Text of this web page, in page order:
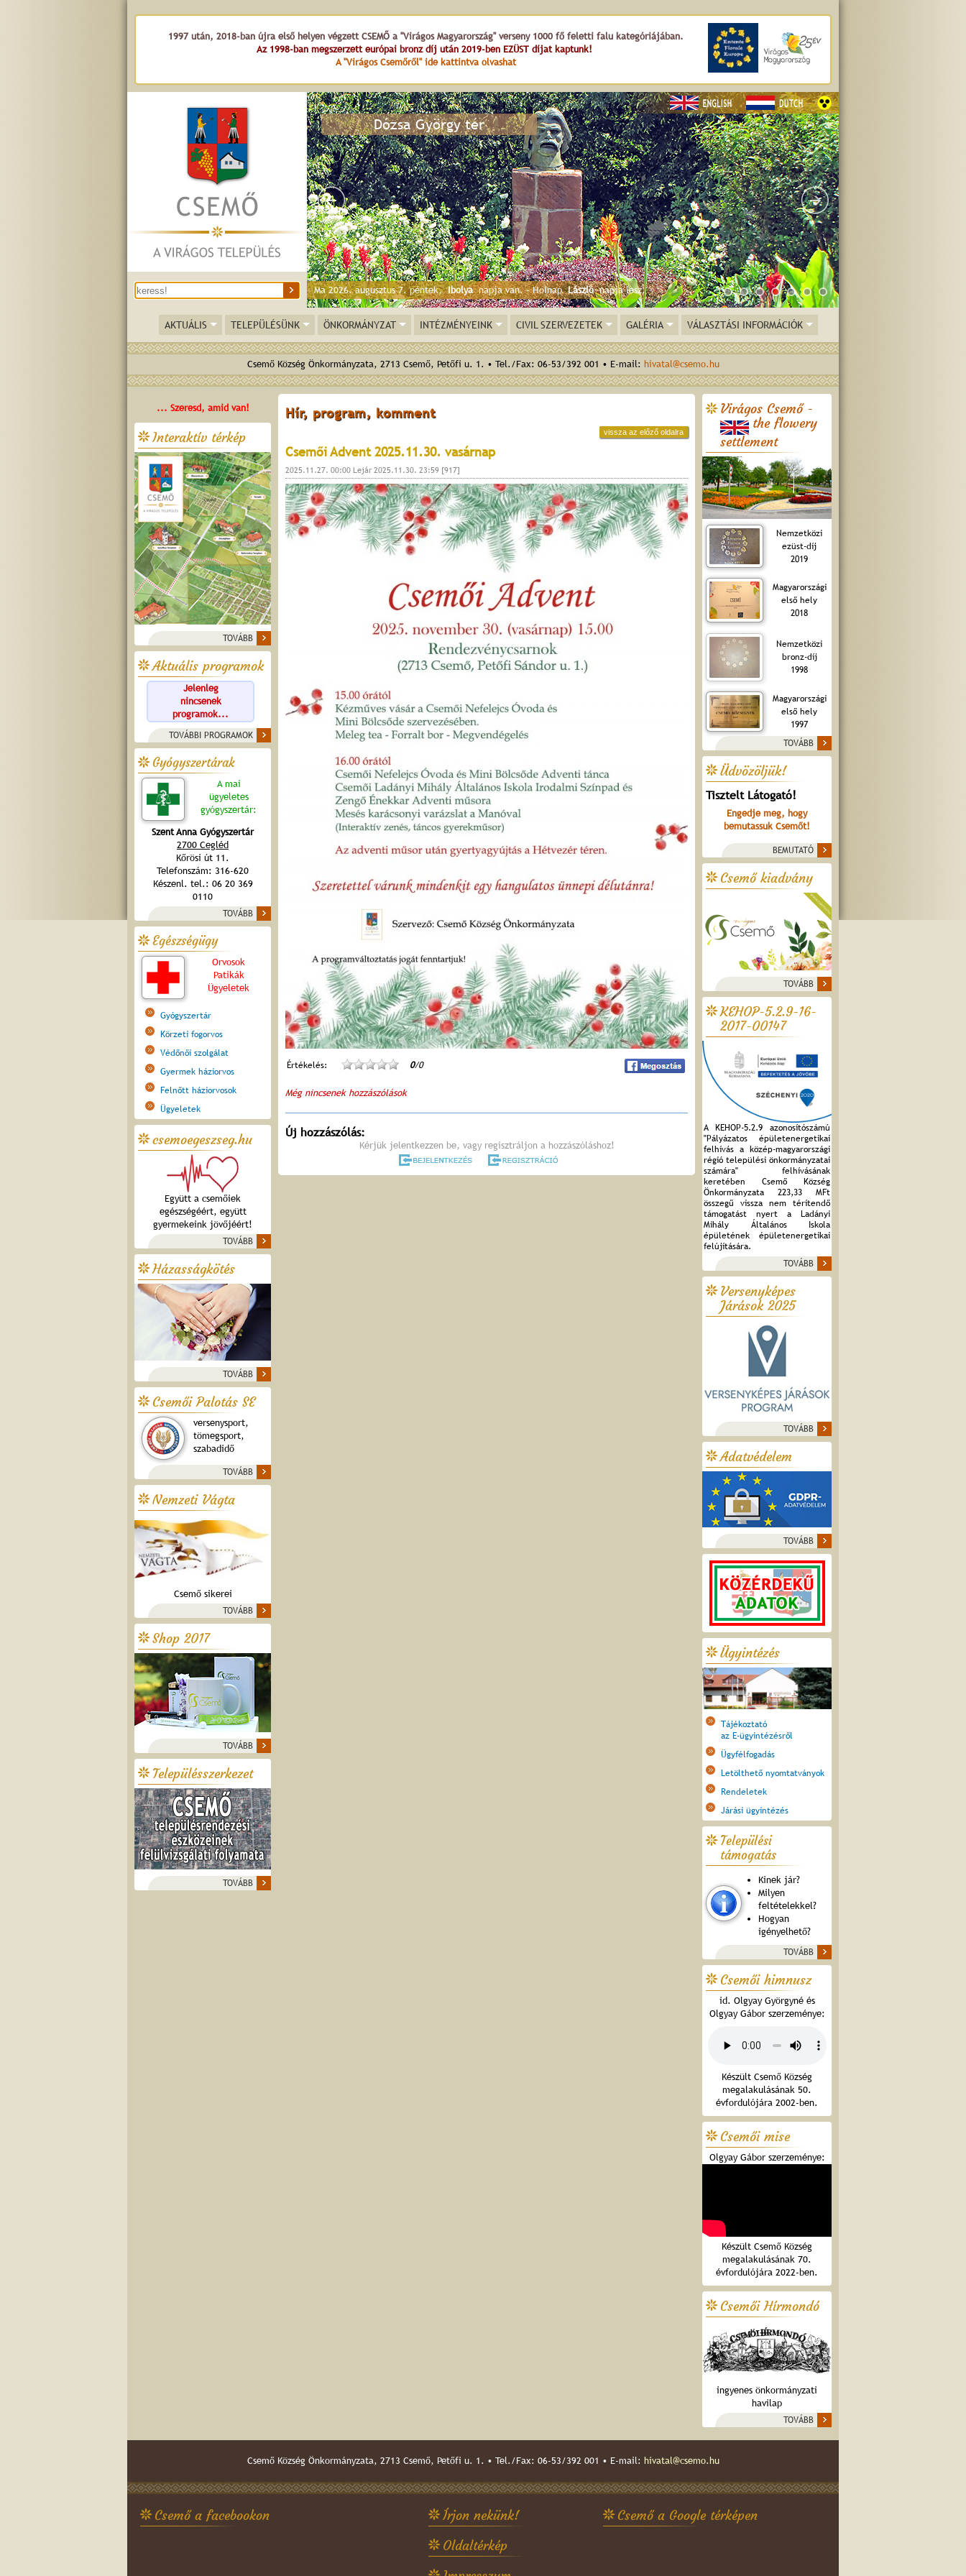
1997 után, 2018-ban újra első helyen végzett CSEMŐ a "Virágos Magyarország" verseny 1000 fő feletti falu kategóriájában.
Az 1998-ban megszerzett európai bronz díj után 2019-ben EZÜST díjat kaptunk!
A "Virágos Csemőről" ide kattintva olvashat
Ma 2026. augusztus 7. péntek, Ibolya napja van. - Holnap László napja lesz.
Dózsa György tér
AKTUÁLIS TELEPÜLÉSÜNK ÖNKORMÁNYZAT INTÉZMÉNYEINK CIVIL SZERVEZETEK GALÉRIA VÁLASZTÁSI INFORMÁCIÓK
Csemő Község Önkormányzata, 2713 Csemő, Petőfi u. 1. • Tel./Fax: 06-53/392 001 • E-mail: hivatal@csemo.hu
... Szeresd, amid van!
Interaktív térkép
TOVÁBB
Aktuális programok
Jelenleg
nincsenek
programok...
TOVÁBBI PROGRAMOK
Gyógyszertárak
A mai
ügyeletes
gyógyszertár:
Szent Anna Gyógyszertár
2700 Cegléd
Kőrösi út 11.
Telefonszám: 316-620
Készenl. tel.: 06 20 369
0110
TOVÁBB
Egészségügy
Orvosok
Patikák
Ügyeletek
Gyógyszertár
Körzeti fogorvos
Védőnői szolgálat
Gyermek háziorvos
Felnőtt háziorvosok
Ügyeletek
csemoegeszseg.hu
Együtt a csemőiek
egészségéért, együtt
gyermekeink jövőjéért!
TOVÁBB
Házasságkötés
TOVÁBB
Csemői Palotás SE
versenysport,
tömegsport,
szabadidő
TOVÁBB
Nemzeti Vágta
Csemő sikerei
TOVÁBB
Shop 2017
TOVÁBB
Településszerkezet
TOVÁBB
Hír, program, komment
vissza az előző oldalra
Csemői Advent 2025.11.30. vasárnap
2025.11.27. 00:00 Lejár 2025.11.30. 23:59 [917]
Értékelés: 0/0
Még nincsenek hozzászólások
Új hozzászólás:
Kérjük jelentkezzen be, vagy regisztráljon a hozzászóláshoz!
Virágos Csemő -
the flowery
settlement
Nemzetközi
ezüst-díj
2019
Magyarországi
első hely
2018
Nemzetközi
bronz-díj
1998
Magyarországi
első hely
1997
TOVÁBB
Üdvözöljük!
Tisztelt Látogató!
Engedje meg, hogy
bemutassuk Csemőt!
BEMUTATÓ
Csemő kiadvány
TOVÁBB
KEHOP-5.2.9-16-
2017-00147
A KEHOP-5.2.9 azonosítószámú
"Pályázatos épületenergetikai
felhívás a közép-magyarországi
régió települési önkormányzatai
számára" felhívásának
keretében Csemő Község
Önkormányzata 223,33 MFt
összegű vissza nem térítendő
támogatást nyert a Ladányi
Mihály Általános Iskola
épületének épületenergetikai
felújítására.
TOVÁBB
Versenyképes
Járások 2025
TOVÁBB
Adatvédelem
TOVÁBB
Ügyintézés
Tájékoztató
az E-ügyintézésről
Ügyfélfogadás
Letölthető nyomtatványok
Rendeletek
Járási ügyintézés
Települési
támogatás
Kinek jár?
Milyen
feltételekkel?
Hogyan
igényelhető?
TOVÁBB
Csemői himnusz
id. Olgyay Györgyné és
Olgyay Gábor szerzeménye:
Készült Csemő Község
megalakulásának 50.
évfordulójára 2002-ben.
Csemői mise
Olgyay Gábor szerzeménye:
Készült Csemő Község
megalakulásának 70.
évfordulójára 2022-ben.
Csemői Hírmondó
ingyenes önkormányzati
havilap
TOVÁBB
Csemő Község Önkormányzata, 2713 Csemő, Petőfi u. 1. • Tel./Fax: 06-53/392 001 • E-mail: hivatal@csemo.hu
Csemő a facebookon
Írjon nekünk!
Oldaltérkép
Csemő a Google térképen